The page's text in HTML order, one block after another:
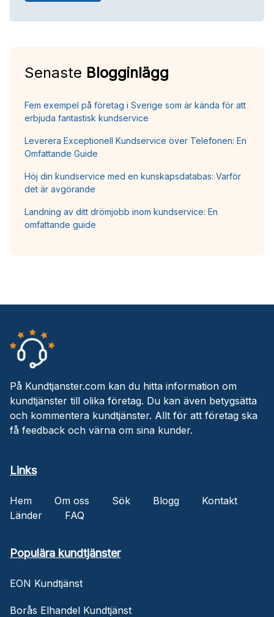
Senaste Blogginlägg
Fem exempel på företag i Sverige som är kända för att
erbjuda fantastisk kundservice
Leverera Exceptionell Kundservice över Telefonen: En
Omfattande Guide
Höj din kundservice med en kunskapsdatabas: Varför
det är avgörande
Landning av ditt drömjobb inom kundservice: En
omfattande guide
På Kundtjanster.com kan du hitta information om
kundtjänster till olika företag. Du kan även betygsätta
och kommentera kundtjänster. Allt för att företag ska
få feedback och värna om sina kunder.
Links
Hem Om oss Sök Blogg
Kontakt
Länder
FAQ
Populära kundtjänster
EON Kundtjänst
Borås Elhandel Kundtjänst